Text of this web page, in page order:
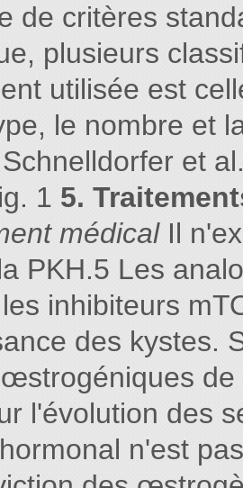
de critères
plusieurs
utilisée est
le nombre et
et
1 5.
médical Il
PKH.5 Les
inhibiteurs
des kystes.
l'évolution des
n'est